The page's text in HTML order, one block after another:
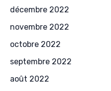
décembre 2022
novembre 2022
octobre 2022
septembre 2022
août 2022